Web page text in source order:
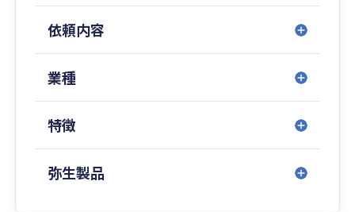
依頼内容
業種
特徴
弥生製品